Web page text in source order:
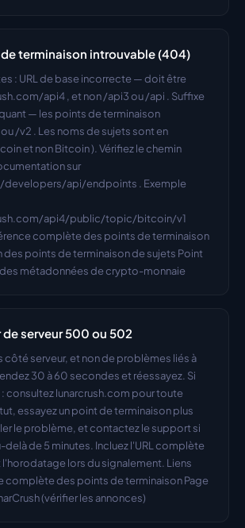
de terminaison introuvable (404)
: URL de base incorrecte — doit être
api4 , et non /api3 ou /api . Suffixe
— les points de terminaison
/v2 . Les noms de sujets sont en
et non Bitcoin ). Vérifiez le chemin
sur
developers/api/endpoints . Exemple
api4/public/topic/bitcoin/v1
complète des points de terminaison
points de terminaison de sujets Point
métadonnées de crypto-monnaie
de serveur 500 ou 502
côté serveur, et non de problèmes liés à
30 à 60 secondes et réessayez. Si
consultez lunarcrush.com pour toute
essayez un point de terminaison plus
le problème, et contactez le support si
delà de 5 minutes. Incluez l'URL complète
lors du signalement. Liens
complète des points de terminaison Page
(vérifier les annonces)